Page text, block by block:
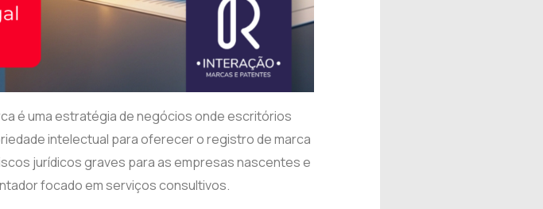
é uma estratégia de negócios onde escritórios
intelectual para oferecer o registro de marca
jurídicos graves para as empresas nascentes e
focado em serviços consultivos.